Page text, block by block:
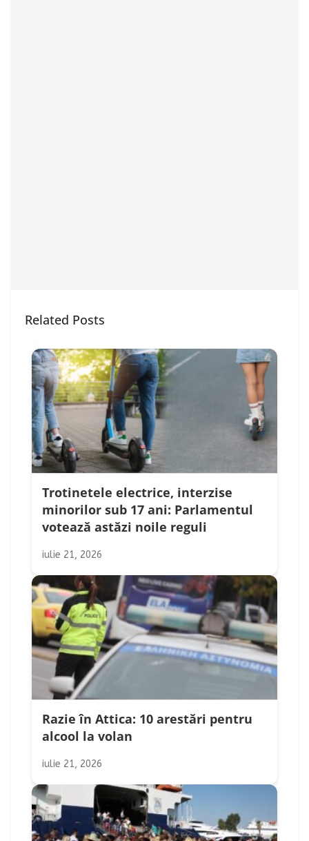
Related Posts
Trotinetele electrice, interzise
minorilor sub 17 ani: Parlamentul
votează astăzi noile reguli
iulie 21, 2026
Razie în Attica: 10 arestări pentru
alcool la volan
iulie 21, 2026